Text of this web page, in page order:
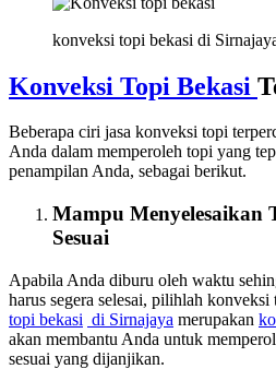
konveksi topi bekasi di
Konveksi Topi Bekasi
Beberapa ciri jasa konveksi topi
Anda dalam memperoleh topi yang
penampilan Anda, sebagai berikut.
Mampu Menyelesaikan
Sesuai
Apabila Anda diburu oleh waktu
harus segera selesai, pilihlah konveksi
topi bekasi di Sirnajaya merupakan
akan membantu Anda untuk
sesuai yang dijanjikan.